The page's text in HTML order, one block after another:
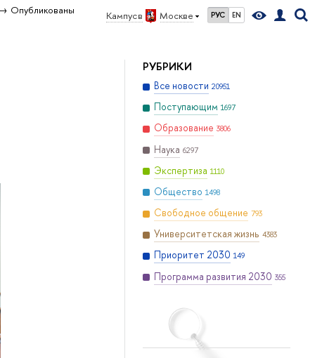
Кампус в Москве РУС EN
Опубликованы
РУБРИКИ
Все новости 20951
Поступающим 1697
Образование 3806
Наука 6297
Экспертиза 1110
Общество 1498
Свободное общение 793
Университетская жизнь 4383
Приоритет 2030 149
Программа развития 2030 355